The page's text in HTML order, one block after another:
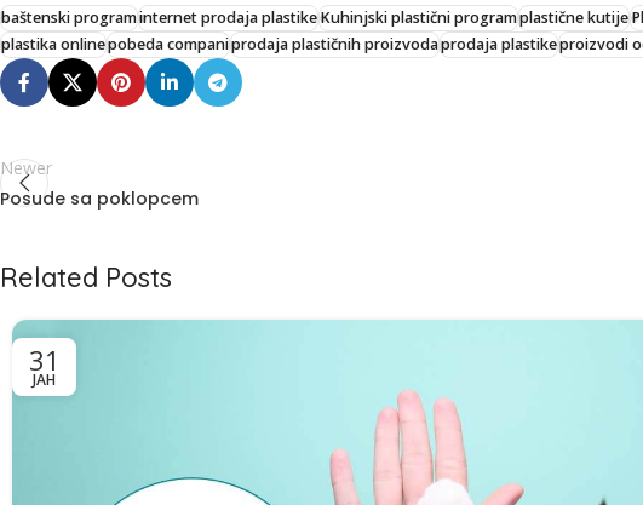
baštenski programinternet prodaja plastikeKuhinjski plastični programplastične kutije
plastika onlinepobeda companiprodaja plastičnih proizvodaprodaja plastikeproizvodi
Newer
Posude sa poklopcem
Related Posts
31
ЈАН